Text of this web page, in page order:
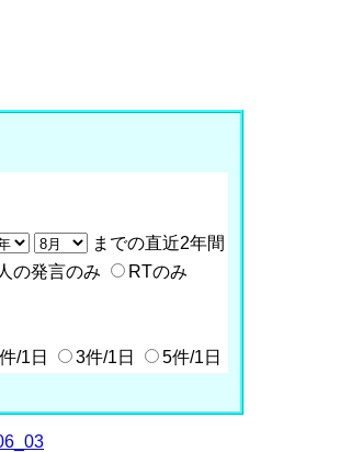
までの直近2年間
の発言のみ
RTのみ
/1日 3件/1日 5件/1日